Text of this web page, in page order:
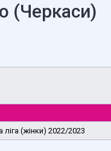
(Черкаси)
ліга (жінки) 2022/2023